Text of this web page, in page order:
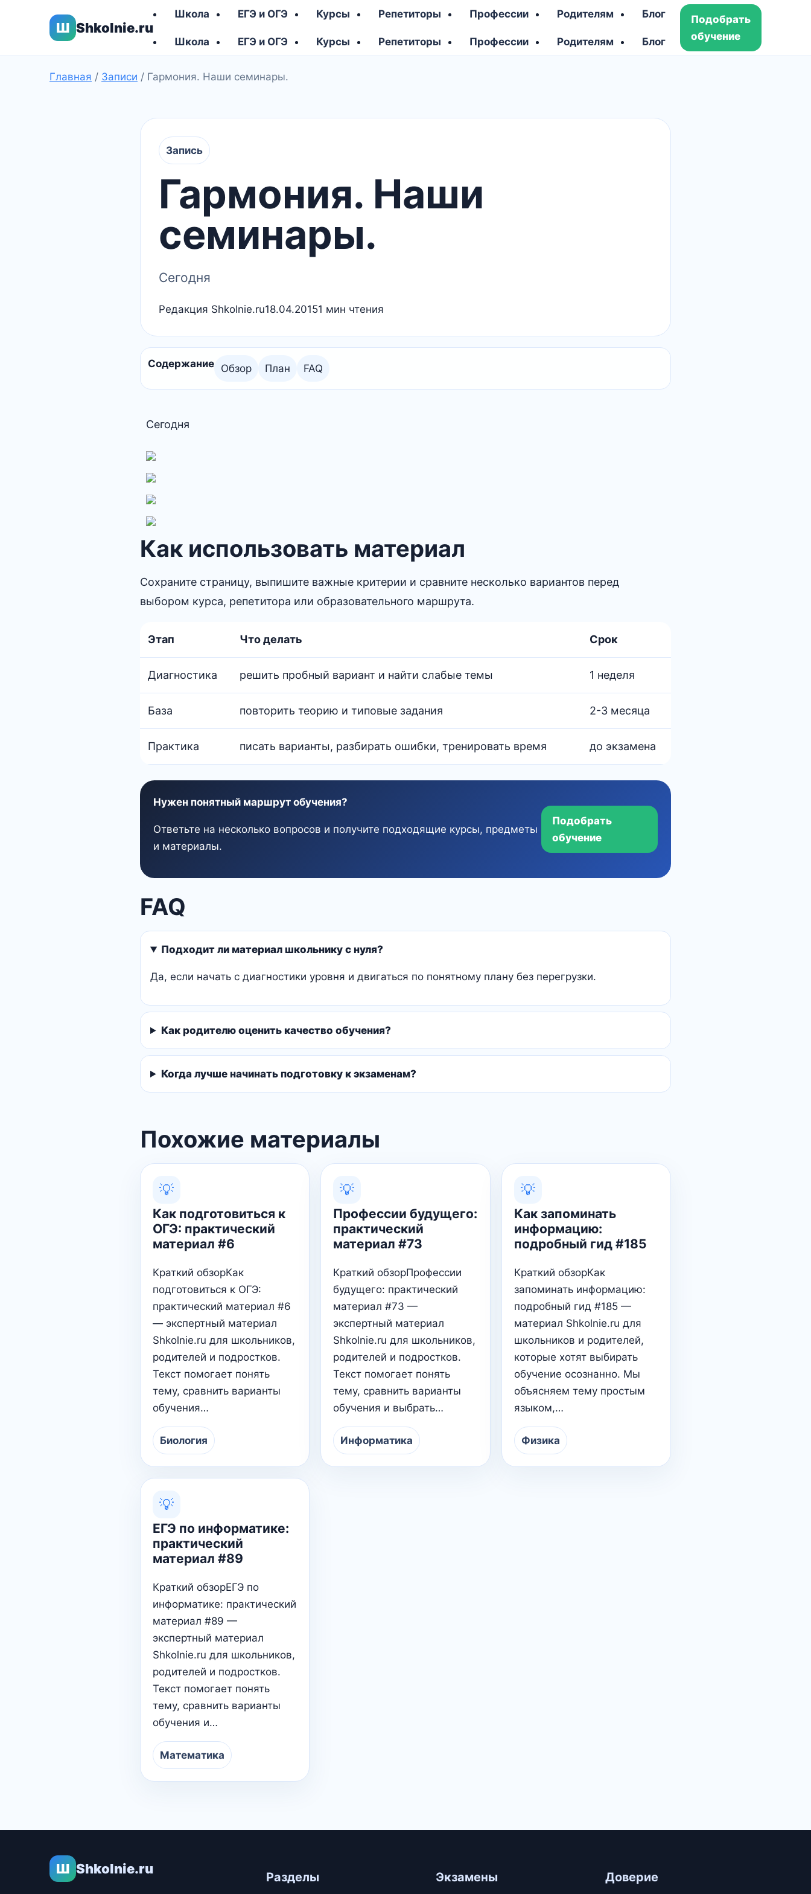
Ш Shkolnie.ru
Школа ЕГЭ и ОГЭ Курсы Репетиторы Профессии Родителям Блог
Школа ЕГЭ и ОГЭ Курсы Репетиторы Профессии Родителям Блог
Подобрать
обучение
Главная / Записи / Гармония. Наши семинары.
Запись
Гармония. Наши
семинары.
Сегодня
Редакция Shkolnie.ru18.04.20151 мин чтения
Содержание Обзор План FAQ
Сегодня
Как использовать материал
Сохраните страницу, выпишите важные критерии и сравните несколько вариантов перед
выбором курса, репетитора или образовательного маршрута.
Этап Что делать Срок
Диагностика решить пробный вариант и найти слабые темы 1 неделя
База повторить теорию и типовые задания 2-3 месяца
Практика писать варианты, разбирать ошибки, тренировать время до экзамена
Нужен понятный маршрут обучения?
Ответьте на несколько вопросов и получите подходящие курсы, предметы
и материалы.
Подобрать
обучение
FAQ
Подходит ли материал школьнику с нуля?
Да, если начать с диагностики уровня и двигаться по понятному плану без перегрузки.
Как родителю оценить качество обучения?
Когда лучше начинать подготовку к экзаменам?
Похожие материалы
💡
Как подготовиться к
ОГЭ: практический
материал #6
Краткий обзорКак
подготовиться к ОГЭ:
практический материал #6
— экспертный материал
Shkolnie.ru для школьников,
родителей и подростков.
Текст помогает понять
тему, сравнить варианты
обучения…
Биология
💡
Профессии будущего:
практический
материал #73
Краткий обзорПрофессии
будущего: практический
материал #73 —
экспертный материал
Shkolnie.ru для школьников,
родителей и подростков.
Текст помогает понять
тему, сравнить варианты
обучения и выбрать…
Информатика
💡
Как запоминать
информацию:
подробный гид #185
Краткий обзорКак
запоминать информацию:
подробный гид #185 —
материал Shkolnie.ru для
школьников и родителей,
которые хотят выбирать
обучение осознанно. Мы
объясняем тему простым
языком,…
Физика
💡
ЕГЭ по информатике:
практический
материал #89
Краткий обзорЕГЭ по
информатике: практический
материал #89 —
экспертный материал
Shkolnie.ru для школьников,
родителей и подростков.
Текст помогает понять
тему, сравнить варианты
обучения и…
Математика
Ш Shkolnie.ru
Разделы Экзамены Доверие